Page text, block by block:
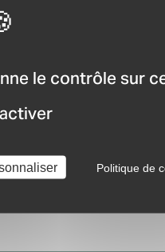
le contrôle sur
Politique de
nouveauté du marché.
Créer mon compte